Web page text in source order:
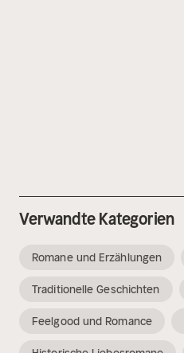
Verwandte Kategorien
Romane und Erzählungen
Traditionelle Geschichten
Feelgood und Romance